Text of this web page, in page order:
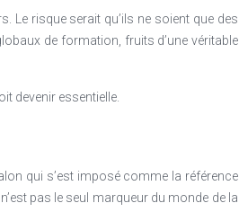
Le risque serait qu’ils ne soient que des
de formation, fruits d’une véritable
devenir essentielle.
qui s’est imposé comme la référence
pas le seul marqueur du monde de la